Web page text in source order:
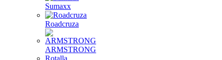
Sumaxx
Roadcruza
ARMSTRONG
Rotalla